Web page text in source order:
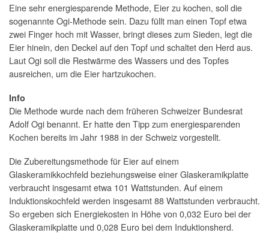
Eine sehr energiesparende Methode, Eier zu kochen, soll die
sogenannte Ogi-Methode sein. Dazu füllt man einen Topf etwa
zwei Finger hoch mit Wasser, bringt dieses zum Sieden, legt die
Eier hinein, den Deckel auf den Topf und schaltet den Herd aus.
Laut Ogi soll die Restwärme des Wassers und des Topfes
ausreichen, um die Eier hartzukochen.
Info
Die Methode wurde nach dem früheren Schweizer Bundesrat
Adolf Ogi benannt. Er hatte den Tipp zum energiesparenden
Kochen bereits im Jahr 1988 in der Schweiz vorgestellt.
Die Zubereitungsmethode für Eier auf einem
Glaskeramikkochfeld beziehungsweise einer Glaskeramikplatte
verbraucht insgesamt etwa 101 Wattstunden. Auf einem
Induktionskochfeld werden insgesamt 88 Wattstunden verbraucht.
So ergeben sich Energiekosten in Höhe von 0,032 Euro bei der
Glaskeramikplatte und 0,028 Euro bei dem Induktionsherd.